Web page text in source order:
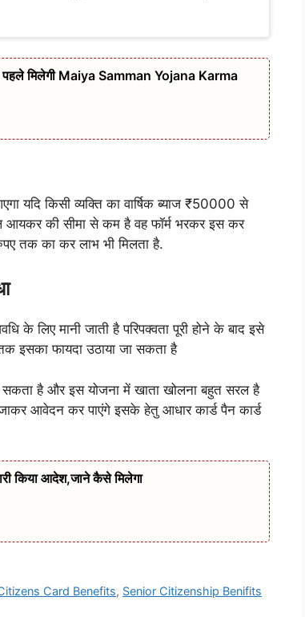
से पहले मिलेगी Maiya Samman Yojana Karma
यदि किसी व्यक्ति का वार्षिक ब्याज ₹50000 से
आयकर की सीमा से कम है वह फॉर्म भरकर इस कर
तक का कर लाभ भी मिलता है.
के लिए मानी जाती है परिपक्वता पूरी होने के बाद इसे
इसका फायदा उठाया जा सकता है
है और इस योजना में खाता खोलना बहुत सरल है
आवेदन कर पाएंगे इसके हेतु आधार कार्ड पैन कार्ड
किया आदेश,जाने कैसे मिलेगा
Card Benefits, Senior Citizenship Benifits